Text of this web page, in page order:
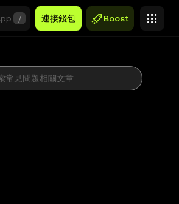
/ 連接錢包 Boost